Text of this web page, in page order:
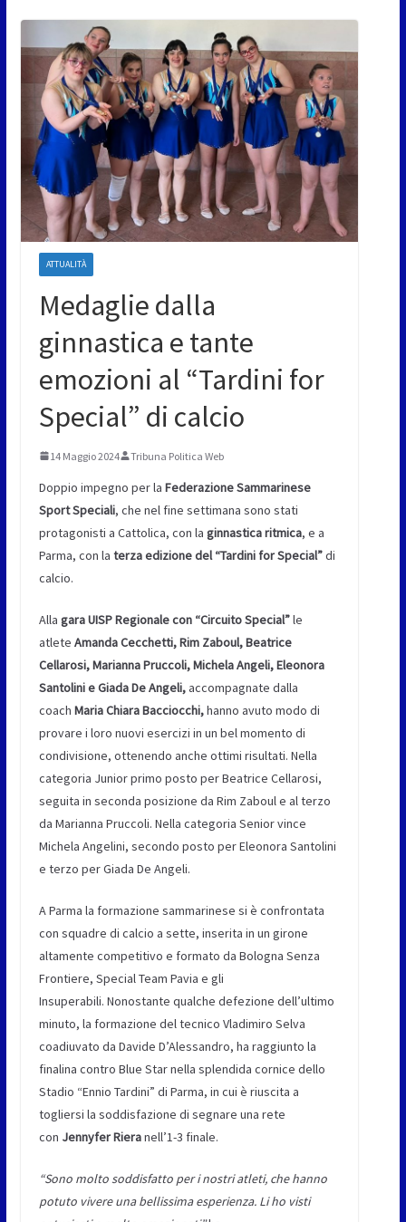
ATTUALITÀ
Medaglie dalla
ginnastica e tante
emozioni al “Tardini for
Special” di calcio
14 Maggio 2024 Tribuna Politica Web
Doppio impegno per la Federazione Sammarinese
Sport Speciali, che nel fine settimana sono stati
protagonisti a Cattolica, con la ginnastica ritmica, e a
Parma, con la terza edizione del “Tardini for Special”di
calcio.
Alla gara UISP Regionale con “Circuito Special”le
atlete Amanda Cecchetti, Rim Zaboul, Beatrice
Cellarosi, Marianna Pruccoli, Michela Angeli, Eleonora
Santolini e Giada De Angeli,accompagnate dalla
coach Maria Chiara Bacciocchi,hanno avuto modo di
provare i loro nuovi esercizi in un bel momento di
condivisione, ottenendo anche ottimi risultati. Nella
categoria Junior primo posto per Beatrice Cellarosi,
seguita in seconda posizione da Rim Zaboul e al terzo
da Marianna Pruccoli. Nella categoria Senior vince
Michela Angelini, secondo posto per Eleonora Santolini
e terzo per Giada De Angeli.
A Parma la formazione sammarinese si è confrontata
con squadre di calcio a sette, inserita in un girone
altamente competitivo e formato da Bologna Senza
Frontiere, Special Team Pavia e gli
Insuperabili. Nonostante qualche defezione dell’ultimo
minuto, la formazione del tecnico Vladimiro Selva
coadiuvato da Davide D’Alessandro, ha raggiunto la
finalina contro Blue Star nella splendida cornice dello
Stadio “Ennio Tardini” di Parma, in cui è riuscita a
togliersi la soddisfazione di segnare una rete
con Jennyfer Rieranell’1-3 finale.
“Sono molto soddisfatto per i nostri atleti, che hanno
potuto vivere una bellissima esperienza. Li ho visti